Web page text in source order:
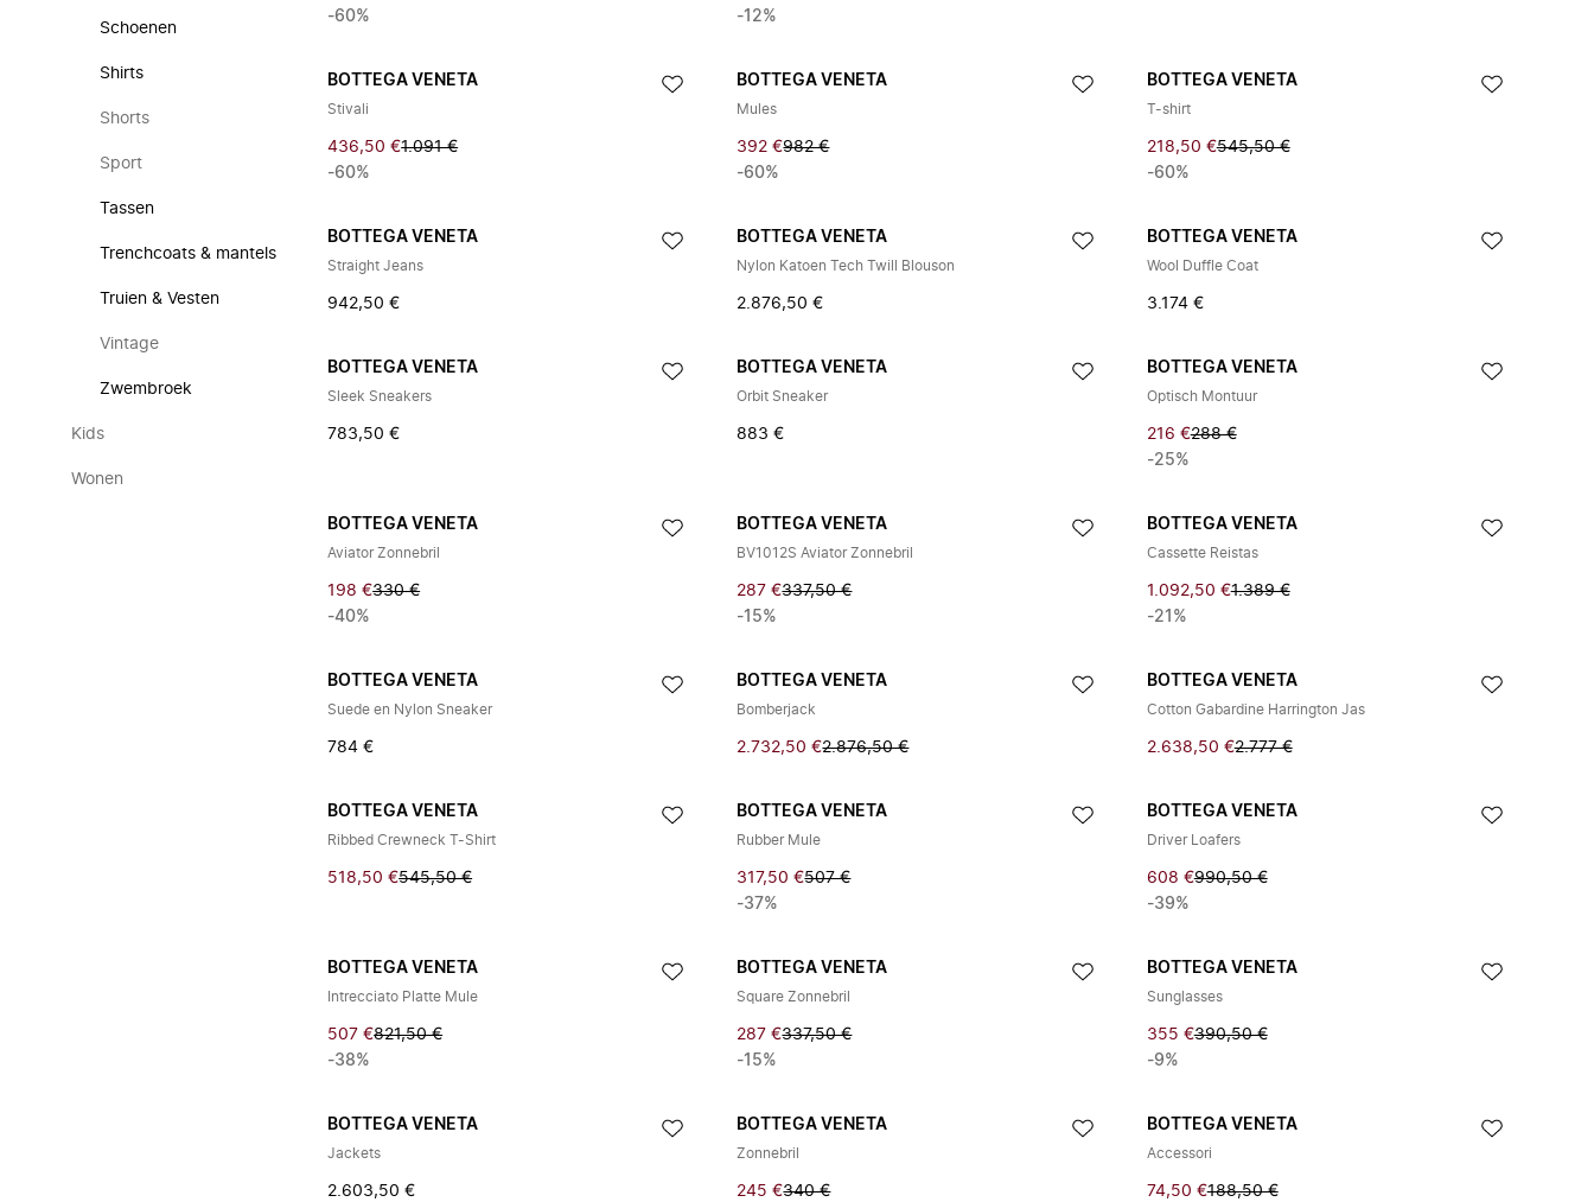
Schoenen
Shirts
Shorts
Sport
Tassen
Trenchcoats & mantels
Truien & Vesten
Vintage
Zwembroek
Kids
Wonen
-60%
-12%
BOTTEGA VENETA
Stivali
436,50 €1.091 €
-60%
BOTTEGA VENETA
Mules
392 €982 €
-60%
BOTTEGA VENETA
T-shirt
218,50 €545,50 €
-60%
BOTTEGA VENETA
Straight Jeans
942,50 €
BOTTEGA VENETA
Nylon Katoen Tech Twill Blouson
2.876,50 €
BOTTEGA VENETA
Wool Duffle Coat
3.174 €
BOTTEGA VENETA
Sleek Sneakers
783,50 €
BOTTEGA VENETA
Orbit Sneaker
883 €
BOTTEGA VENETA
Optisch Montuur
216 €288 €
-25%
BOTTEGA VENETA
Aviator Zonnebril
198 €330 €
-40%
BOTTEGA VENETA
BV1012S Aviator Zonnebril
287 €337,50 €
-15%
BOTTEGA VENETA
Cassette Reistas
1.092,50 €1.389 €
-21%
BOTTEGA VENETA
Suede en Nylon Sneaker
784 €
BOTTEGA VENETA
Bomberjack
2.732,50 €2.876,50 €
BOTTEGA VENETA
Cotton Gabardine Harrington Jas
2.638,50 €2.777 €
BOTTEGA VENETA
Ribbed Crewneck T-Shirt
518,50 €545,50 €
BOTTEGA VENETA
Rubber Mule
317,50 €507 €
-37%
BOTTEGA VENETA
Driver Loafers
608 €990,50 €
-39%
BOTTEGA VENETA
Intrecciato Platte Mule
507 €821,50 €
-38%
BOTTEGA VENETA
Square Zonnebril
287 €337,50 €
-15%
BOTTEGA VENETA
Sunglasses
355 €390,50 €
-9%
BOTTEGA VENETA
Jackets
2.603,50 €
BOTTEGA VENETA
Zonnebril
245 €340 €
BOTTEGA VENETA
Accessori
74,50 €188,50 €